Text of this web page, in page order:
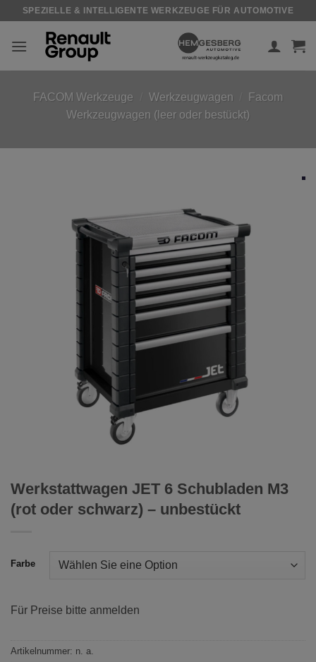
springen
SPEZIELLE & INTELLIGENTE WERKZEUGE FÜR AUTOMOTIVE
FACOM Werkzeuge Werkzeugwagen
Facom
Werkzeugwagen (leer oder bestückt)
Werkstattwagen JET 6 Schubladen M3
(rot oder schwarz) – unbestückt
Farbe
Für Preise bitte anmelden
Artikelnummer: n. a.